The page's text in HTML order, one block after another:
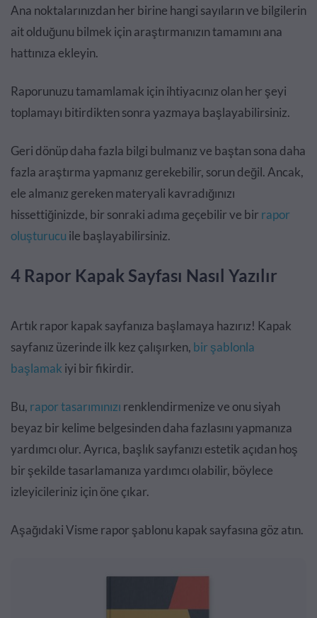
Ana noktalarınızdan her birine hangi sayıların ve bilgilerin
ait olduğunu bilmek için araştırmanızın tamamını ana
hattınıza ekleyin.
Raporunuzu tamamlamak için ihtiyacınız olan her şeyi
toplamayı bitirdikten sonra yazmaya başlayabilirsiniz.
Geri dönüp daha fazla bilgi bulmanız ve baştan sona daha
fazla araştırma yapmanız gerekebilir, sorun değil. Ancak,
ele almanız gereken materyali kavradığınızı
hissettiğinizde, bir sonraki adıma geçebilir ve bir rapor
oluşturucu ile başlayabilirsiniz.
4 Rapor Kapak Sayfası Nasıl Yazılır
Artık rapor kapak sayfanıza başlamaya hazırız! Kapak
sayfanız üzerinde ilk kez çalışırken, bir şablonla
başlamak iyi bir fikirdir.
Bu, rapor tasarımınızı renklendirmenize ve onu siyah
beyaz bir kelime belgesinden daha fazlasını yapmanıza
yardımcı olur. Ayrıca, başlık sayfanızı estetik açıdan hoş
bir şekilde tasarlamanıza yardımcı olabilir, böylece
izleyicileriniz için öne çıkar.
Aşağıdaki Visme rapor şablonu kapak sayfasına göz atın.